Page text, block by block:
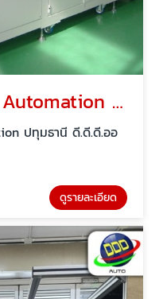
รับสร้างเครื่องจักร Automation ปทุมธานี
ปทุมธานี ดี.ดี.ดี.ออ
ดูรายละเอียด